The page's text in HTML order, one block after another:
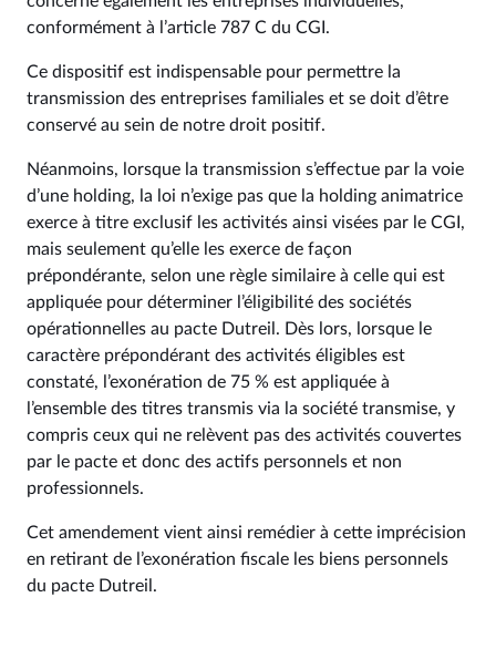
conformément à l’article 787 C du CGI.
Ce dispositif est indispensable pour permettre la
transmission des entreprises familiales et se doit d’être
conservé au sein de notre droit positif.
Néanmoins, lorsque la transmission s’effectue par la voie
d’une holding, la loi n’exige pas que la holding animatrice
exerce à titre exclusif les activités ainsi visées par le CGI,
mais seulement qu’elle les exerce de façon
prépondérante, selon une règle similaire à celle qui est
appliquée pour déterminer l’éligibilité des sociétés
opérationnelles au pacte Dutreil. Dès lors, lorsque le
caractère prépondérant des activités éligibles est
constaté, l’exonération de 75 % est appliquée à
l’ensemble des titres transmis via la société transmise, y
compris ceux qui ne relèvent pas des activités couvertes
par le pacte et donc des actifs personnels et non
professionnels.
Cet amendement vient ainsi remédier à cette imprécision
en retirant de l’exonération fiscale les biens personnels
du pacte Dutreil.